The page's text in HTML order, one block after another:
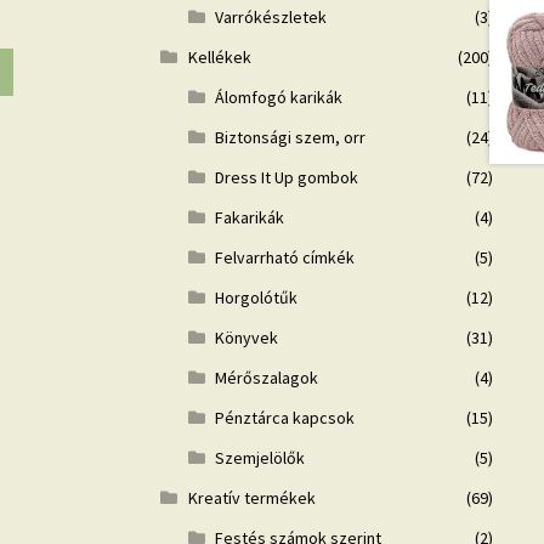
Varrókészletek
(3)
Kellékek
(200)
Álomfogó karikák
(11)
Biztonsági szem, orr
(24)
Dress It Up gombok
(72)
Fakarikák
(4)
Felvarrható címkék
(5)
Horgolótűk
(12)
Könyvek
(31)
Mérőszalagok
(4)
Pénztárca kapcsok
(15)
Szemjelölők
(5)
Kreatív termékek
(69)
Festés számok szerint
(2)